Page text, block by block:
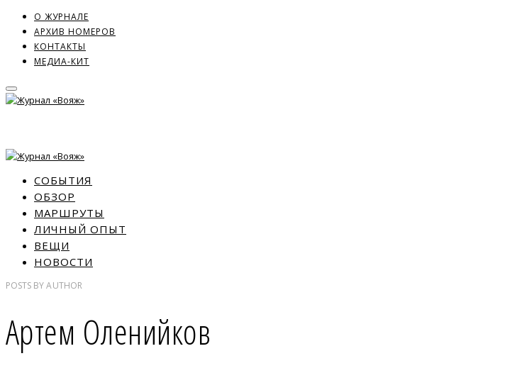
О ЖУРНАЛЕ
АРХИВ НОМЕРОВ
КОНТАКТЫ
МЕДИА-КИТ
СОБЫТИЯ
ОБЗОР
МАРШРУТЫ
ЛИЧНЫЙ ОПЫТ
ВЕЩИ
НОВОСТИ
POSTS BYAUTHOR
Артем Оленийков